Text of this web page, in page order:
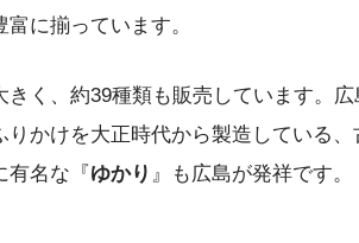
に揃っています。
きく、約39種類も販売しています。
かけを大正時代から製造している
有名な『ゆかり 』も広島が発祥です。